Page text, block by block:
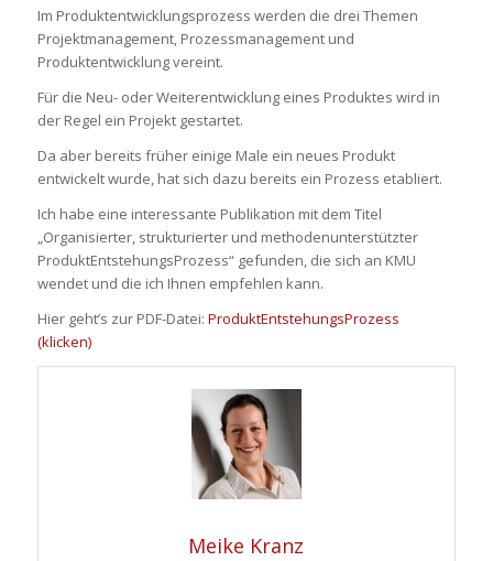
Im Produktentwicklungsprozess werden die drei Themen
Projektmanagement, Prozessmanagement und
Produktentwicklung vereint.
Für die Neu- oder Weiterentwicklung eines Produktes wird in
der Regel ein Projekt gestartet.
Da aber bereits früher einige Male ein neues Produkt
entwickelt wurde, hat sich dazu bereits ein Prozess etabliert.
Ich habe eine interessante Publikation mit dem Titel
„Organisierter, strukturierter und methodenunterstützter
ProduktEntstehungsProzess“ gefunden, die sich an KMU
wendet und die ich Ihnen empfehlen kann.
Hier geht’s zur PDF-Datei: ProduktEntstehungsProzess
(klicken)
Meike Kranz